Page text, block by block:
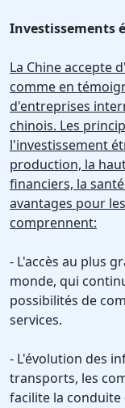
Investissements
La Chine accepte
comme en
d'entreprises
chinois. Les
l'investissement
production, la
financiers, la
avantages pour
comprennent:
- L'accès au plus
monde, qui
possibilités de
services.
- L'évolution des
transports, les
facilite la conduite